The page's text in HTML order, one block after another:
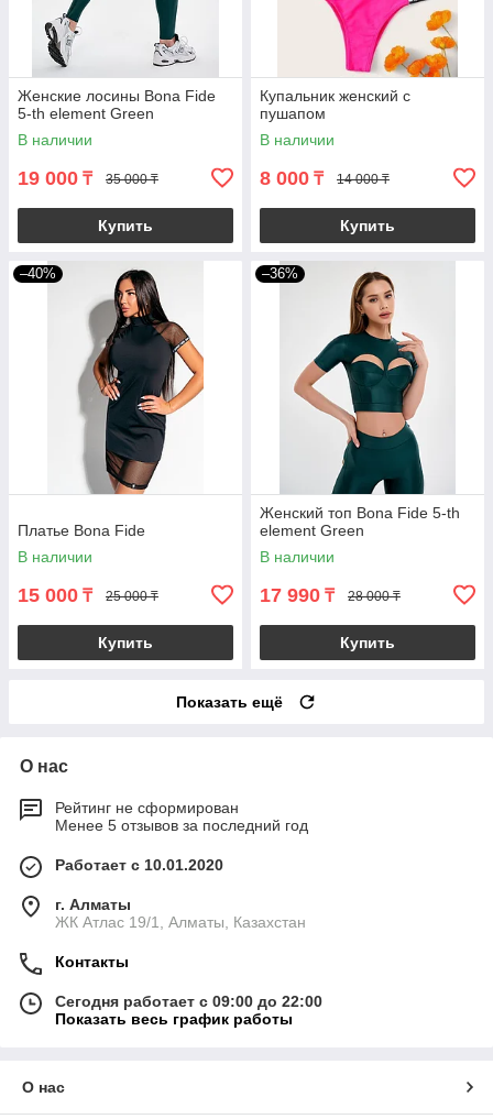
Женские лосины Bona Fide
5-th element Green
В наличии
19 000 ₸ 35 000 ₸
Купить
Купальник женский с
пушапом
В наличии
8 000 ₸ 14 000 ₸
Купить
–40%
Платье Bona Fide
В наличии
15 000 ₸ 25 000 ₸
Купить
–36%
Женский топ Bona Fide 5-th
element Green
В наличии
17 990 ₸ 28 000 ₸
Купить
Показать ещё
О нас
Рейтинг не сформирован
Менее 5 отзывов за последний год
Работает с 10.01.2020
г. Алматы
ЖК Атлас 19/1, Алматы, Казахстан
Контакты
Сегодня работает с 09:00 до 22:00
Показать весь график работы
О нас